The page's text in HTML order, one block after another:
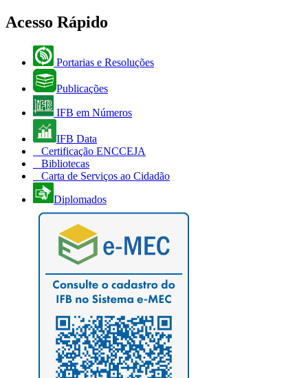
Acesso Rápido
Portarias e Resoluções
Publicações
IFB em Números
IFB Data
Certificação ENCCEJA
Bibliotecas
Carta de Serviços ao Cidadão
Diplomados